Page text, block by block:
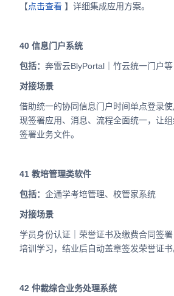
【点击查看 】详细集成应用方案。
40 信息门户系统
包括： 奔雷云BlyPortal｜竹云统一门户等
对接场景
借助统一的协同信息门户时间单点登录
现签署应用、消息、流程全面统一，让
签署业务文件。
41 教培管理类软件
包括： 企通学考培管理、校管家系统
对接场景
学员身份认证｜荣誉证书及缴费合同签
培训学习，结业后自动盖章签发荣誉证书
42 仲裁综合业务处理系统